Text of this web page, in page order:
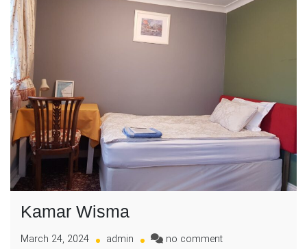
Kamar Wisma
March 24, 2024 admin no commenton